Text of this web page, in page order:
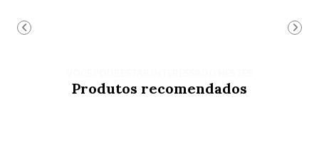
Produtos recomendados